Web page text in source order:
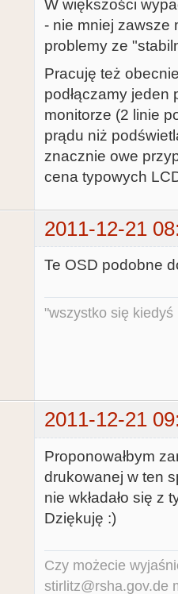
W większości
- nie mniej zawsze
problemy ze
Pracuję też
podłączamy
monitorze (2 linie
prądu niż
znacznie owe
cena typowych
2011-12-21
Te OSD podobne
"wszystko się kiedyś
2011-12-21
Proponowałbym
drukowanej w ten
nie wkładało się z
Dziękuję :)
Czy możecie
stirlitz@rsha.gov.de